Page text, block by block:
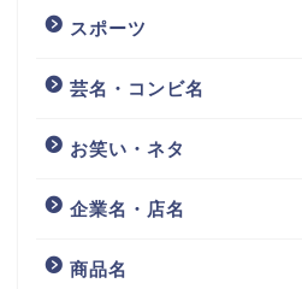
スポーツ
芸名・コンビ名
お笑い・ネタ
企業名・店名
商品名